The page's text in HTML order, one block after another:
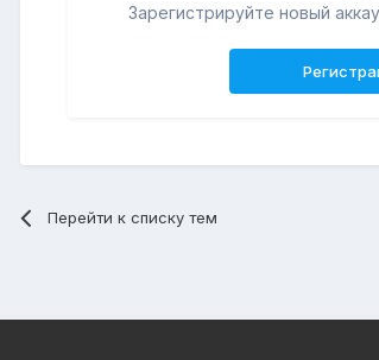
Зарегистрируйте новый
Перейти к списку тем